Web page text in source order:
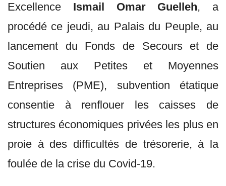
Excellence Ismail Omar Guelleh, a
procédé ce jeudi, au Palais du Peuple, au
lancement du Fonds de Secours et de
Soutien aux Petites et Moyennes
Entreprises (PME), subvention étatique
consentie à renflouer les caisses de
structures économiques privées les plus en
proie à des difficultés de trésorerie, à la
foulée de la crise du Covid-19.